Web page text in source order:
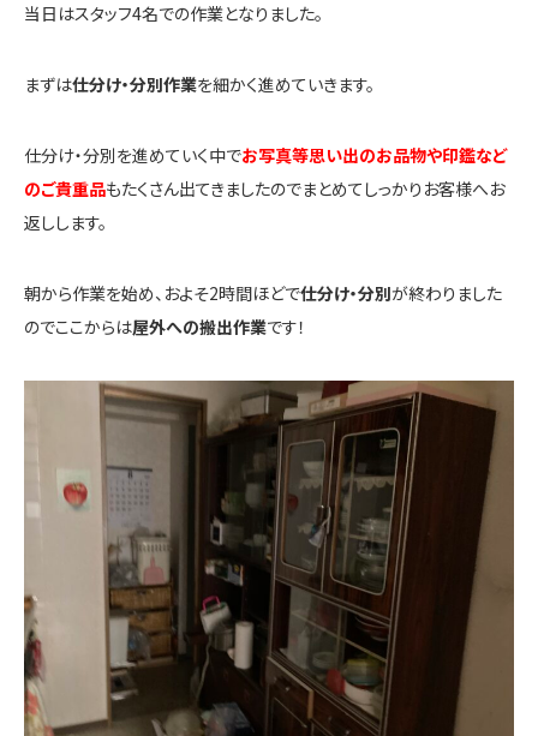
当日はスタッフ4名での作業となりました。
まずは仕分け・分別作業を細かく進めていきます。
仕分け・分別を進めていく中でお写真等思い出のお品物や印鑑など
のご貴重品もたくさん出てきましたのでまとめてしっかりお客様へお
返しします。
朝から作業を始め、およそ2時間ほどで仕分け・分別が終わりました
のでここからは屋外への搬出作業です！